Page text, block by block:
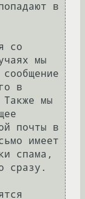
в
со
мы
в
Также мы
почты в
имеет
спама,
сразу.